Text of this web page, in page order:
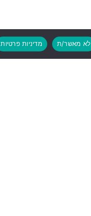
לא מאשר/ת מדיניות פרטיות